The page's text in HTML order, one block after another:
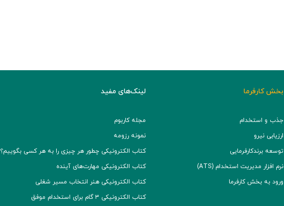
بخش کارفرما
جذب و استخدام
ارزیابی نیرو
توسعه برند‌کارفرمایی
نرم افزار مدیریت استخدام (ATS)
ورود به بخش کارفرما
لینک‌های مفید
مجله کاربوم
نمونه رزومه
کتاب الکترونیکی چطور هر چیزی را به هر کسی بگوییم؟
کتاب الکترونیکی مهارت‌های آینده
کتاب الکترونیکی هنر انتخاب مسیر شغلی
کتاب الکترونیکی ۳ گام برای استخدام موفق